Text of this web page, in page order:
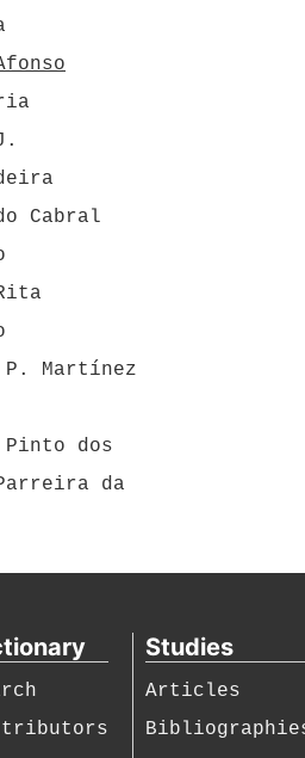
Cabral
Martínez
Pinto dos
da
Studies
Articles